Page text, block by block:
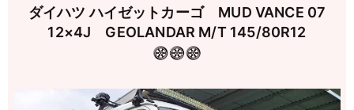
ダイハツ ハイゼットカーゴ MUD VANCE 07
12×4J GEOLANDAR M/T 145/80R12